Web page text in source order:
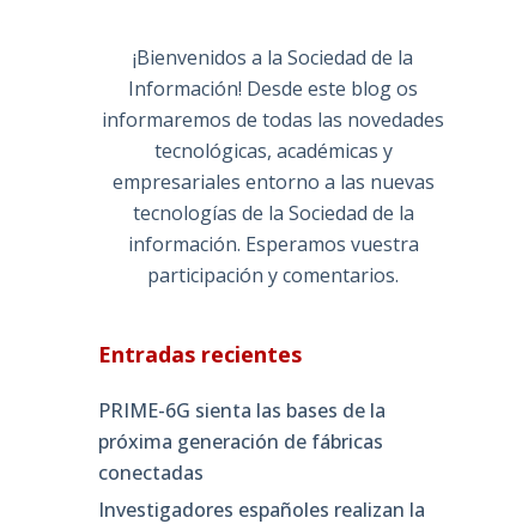
¡Bienvenidos a la Sociedad de la
Información! Desde este blog os
informaremos de todas las novedades
tecnológicas, académicas y
empresariales entorno a las nuevas
tecnologías de la Sociedad de la
información. Esperamos vuestra
participación y comentarios.
Entradas recientes
PRIME-6G sienta las bases de la
próxima generación de fábricas
conectadas
Investigadores españoles realizan la